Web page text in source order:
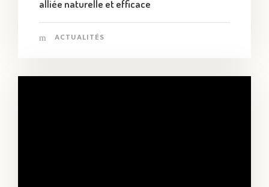
alliée naturelle et efficace
ACTUALITÉS